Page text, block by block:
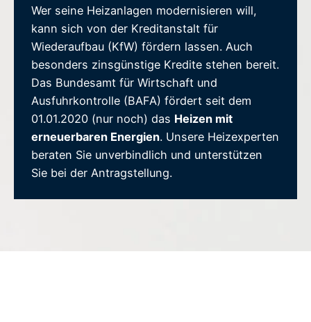
Wer seine Heizanlagen modernisieren will,
kann sich von der Kreditanstalt für
Wiederaufbau (KfW) fördern lassen. Auch
besonders zinsgünstige Kredite stehen bereit.
Das Bundesamt für Wirtschaft und
Ausfuhrkontrolle (BAFA) fördert seit dem
01.01.2020 (nur noch) das Heizen mit
erneuerbaren Energien. Unsere Heizexperten
beraten Sie unverbindlich und unterstützen
Sie bei der Antragstellung.